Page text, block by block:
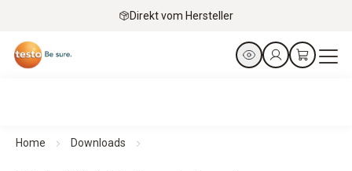
Direkt vom Hersteller
Home Downloads